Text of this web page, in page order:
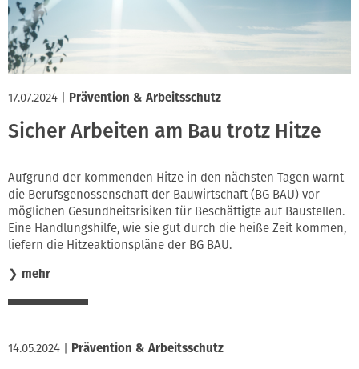
17.07.2024 Prävention & Arbeitsschutz
Sicher Arbeiten am Bau trotz Hitze
Aufgrund der kommenden Hitze in den nächsten Tagen warnt
die Berufsgenossenschaft der Bauwirtschaft (BG BAU) vor
möglichen Gesundheitsrisiken für Beschäftigte auf Baustellen.
Eine Handlungshilfe, wie sie gut durch die heiße Zeit kommen,
liefern die Hitzeaktionspläne der BG BAU.
❯ mehr
14.05.2024 Prävention & Arbeitsschutz